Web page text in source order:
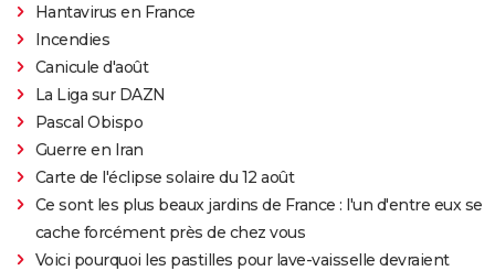
Hantavirus en France
Incendies
Canicule d'août
La Liga sur DAZN
Pascal Obispo
Guerre en Iran
Carte de l'éclipse solaire du 12 août
Ce sont les plus beaux jardins de France : l'un d'entre eux se
cache forcément près de chez vous
Voici pourquoi les pastilles pour lave-vaisselle devraient